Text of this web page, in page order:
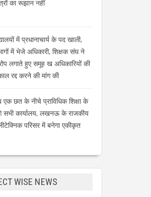
का रूझान नहीं
में प्रधानाचार्य के पद खाली,
में भेजे अधिकारी, शिक्षक संघ ने
लगाते हुए समूह ख अधिकारियों की
रद्द करने की मांग की
छत के नीचे प्राविधिक शिक्षा के
सभी कार्यालय, लखनऊ के राजकीय
परिसर में बनेगा एकीकृत
WISE NEWS